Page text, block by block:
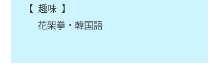
【 趣味 】
花架拳・韓国語